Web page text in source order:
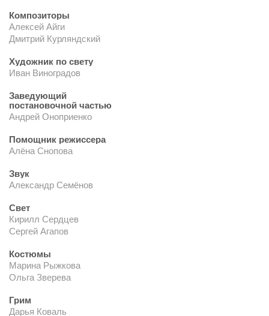
Композиторы
Алексей Айги
Дмитрий Курляндский
Художник по свету
Иван Виноградов
Заведующий
постановочной частью
Андрей Оноприенко
Помощник режиссера
Алёна Снопова
Звук
Александр Семёнов
Свет
Кирилл Сердцев
Сергей Агапов
Костюмы
Марина Рыжкова
Ольга Зверева
Грим
Дарья Коваль